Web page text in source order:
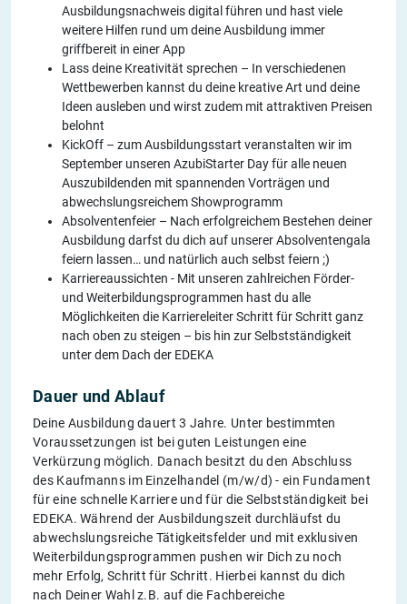
Ausbildungsnachweis digital führen und hast viele
weitere Hilfen rund um deine Ausbildung immer
griffbereit in einer App
Lass deine Kreativität sprechen – In verschiedenen
Wettbewerben kannst du deine kreative Art und deine
Ideen ausleben und wirst zudem mit attraktiven Preisen
belohnt
KickOff – zum Ausbildungsstart veranstalten wir im
September unseren AzubiStarter Day für alle neuen
Auszubildenden mit spannenden Vorträgen und
abwechslungsreichem Showprogramm
Absolventenfeier – Nach erfolgreichem Bestehen deiner
Ausbildung darfst du dich auf unserer Absolventengala
feiern lassen… und natürlich auch selbst feiern ;)
Karriereaussichten - Mit unseren zahlreichen Förder-
und Weiterbildungsprogrammen hast du alle
Möglichkeiten die Karriereleiter Schritt für Schritt ganz
nach oben zu steigen – bis hin zur Selbstständigkeit
unter dem Dach der EDEKA
Dauer und Ablauf
Deine Ausbildung dauert 3 Jahre. Unter bestimmten
Voraussetzungen ist bei guten Leistungen eine
Verkürzung möglich. Danach besitzt du den Abschluss
des Kaufmanns im Einzelhandel (m/w/d) - ein Fundament
für eine schnelle Karriere und für die Selbstständigkeit bei
EDEKA. Während der Ausbildungszeit durchläufst du
abwechslungsreiche Tätigkeitsfelder und mit exklusiven
Weiterbildungsprogrammen pushen wir Dich zu noch
mehr Erfolg, Schritt für Schritt. Hierbei kannst du dich
nach Deiner Wahl z.B. auf die Fachbereiche